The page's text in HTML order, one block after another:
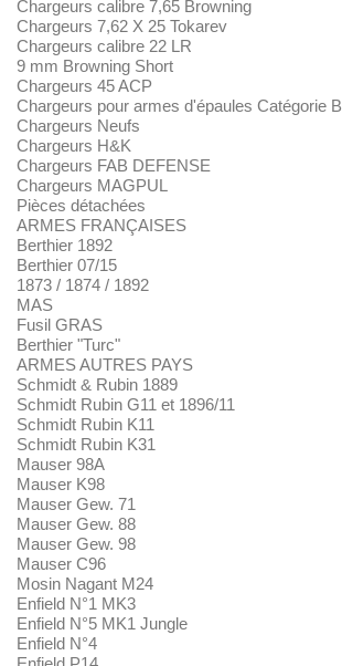
Chargeurs calibre 7,65 Browning
Chargeurs 7,62 X 25 Tokarev
Chargeurs calibre 22 LR
9 mm Browning Short
Chargeurs 45 ACP
Chargeurs pour armes d'épaules Catégorie B
Chargeurs Neufs
Chargeurs H&K
Chargeurs FAB DEFENSE
Chargeurs MAGPUL
Pièces détachées
ARMES FRANÇAISES
Berthier 1892
Berthier 07/15
1873 / 1874 / 1892
MAS
Fusil GRAS
Berthier "Turc"
ARMES AUTRES PAYS
Schmidt & Rubin 1889
Schmidt Rubin G11 et 1896/11
Schmidt Rubin K11
Schmidt Rubin K31
Mauser 98A
Mauser K98
Mauser Gew. 71
Mauser Gew. 88
Mauser Gew. 98
Mauser C96
Mosin Nagant M24
Enfield N°1 MK3
Enfield N°5 MK1 Jungle
Enfield N°4